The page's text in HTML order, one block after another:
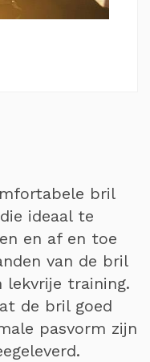
bril
ideaal te
en af en toe
van de bril
lekvrije training.
de bril goed
pasvorm zijn